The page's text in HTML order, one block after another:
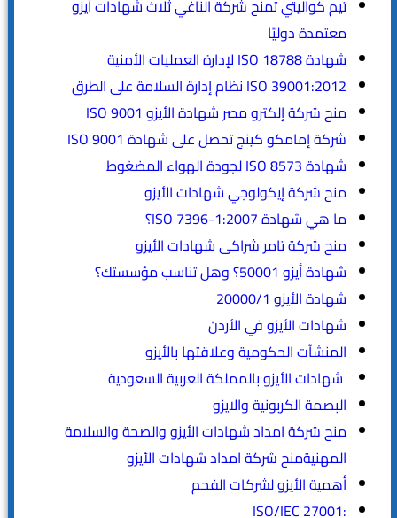
تيم كواليتي تمنح شركة الناغي ثلاث شهادات أيزو
معتمدة دوليًا
شهادة ISO 18788 لإدارة العمليات الأمنية
ISO 39001:2012 نظام إدارة السلامة على الطرق
منح شركة إلكترو مصر شهادة الأيزو ISO 9001
شركة إمامكو كينج تحصل على شهادة ISO 9001
شهادة ISO 8573 لجودة الهواء المضغوط
منح شركة إيكولوجي شهادات الأيزو
ما هي شهادة ISO 7396-1:2007؟
منح شركة تامر شراكى شهادات الأيزو
شهادة أيزو 50001؟ وهل تناسب مؤسستك؟
شهادة الأيزو 20000/1
شهادات الأيزو في الأردن
المنشآت الحكومية وعلاقتها بالأيزو
شهادات الأيزو بالمملكة العربية السعودية
البصمة الكربونية والايزو
منح شركة امداد شهادات الأيزو والصحة والسلامة
المهنيةمنح شركة امداد شهادات الأيزو
أهمية الأيزو لشركات الفحم
:ISO/IEC 27001